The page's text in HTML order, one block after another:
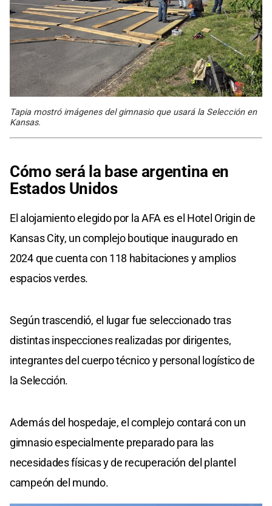
Tapia mostró imágenes del gimnasio que usará la Selección en
Kansas.
Cómo será la base argentina en
Estados Unidos
El alojamiento elegido por la AFA es el Hotel Origin de
Kansas City, un complejo boutique inaugurado en
2024 que cuenta con 118 habitaciones y amplios
espacios verdes.
Según trascendió, el lugar fue seleccionado tras
distintas inspecciones realizadas por dirigentes,
integrantes del cuerpo técnico y personal logístico de
la Selección.
Además del hospedaje, el complejo contará con un
gimnasio especialmente preparado para las
necesidades físicas y de recuperación del plantel
campeón del mundo.